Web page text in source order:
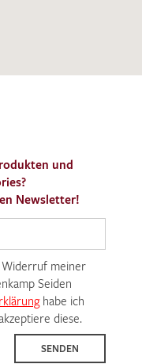
und
Newsletter!
Widerruf meiner
Seiden
habe ich
diese.
SENDEN